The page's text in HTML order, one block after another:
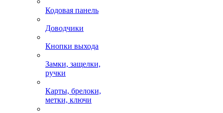
Кодовая панель
Доводчики
Кнопки выхода
Замки, защелки,
ручки
Карты, брелоки,
метки, ключи